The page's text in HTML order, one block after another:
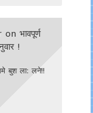
onभावपूर्ण
!
बुश ला: लने!!